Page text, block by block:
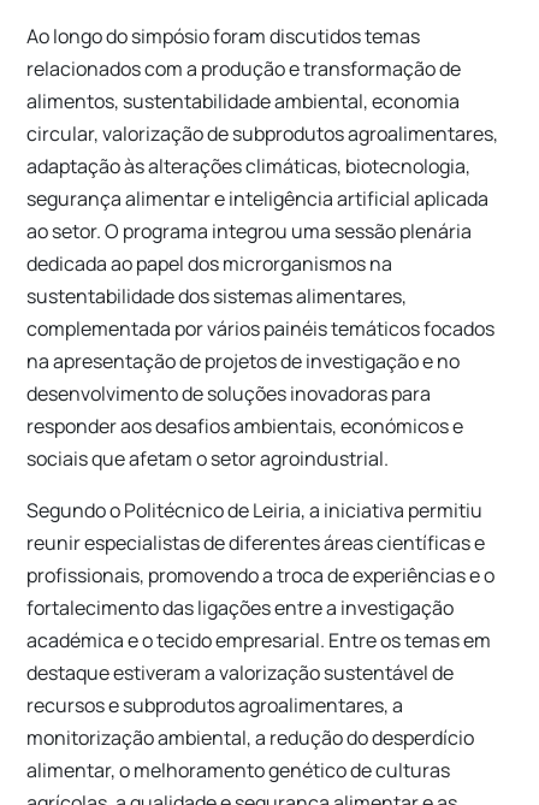
Ao longo do simpósio foram discutidos temas
relacionados com a produção e transformação de
alimentos, sustentabilidade ambiental, economia
circular, valorização de subprodutos agroalimentares,
adaptação às alterações climáticas, biotecnologia,
segurança alimentar e inteligência artificial aplicada
ao setor. O programa integrou uma sessão plenária
dedicada ao papel dos microrganismos na
sustentabilidade dos sistemas alimentares,
complementada por vários painéis temáticos focados
na apresentação de projetos de investigação e no
desenvolvimento de soluções inovadoras para
responder aos desafios ambientais, económicos e
sociais que afetam o setor agroindustrial.
Segundo o Politécnico de Leiria, a iniciativa permitiu
reunir especialistas de diferentes áreas científicas e
profissionais, promovendo a troca de experiências e o
fortalecimento das ligações entre a investigação
académica e o tecido empresarial. Entre os temas em
destaque estiveram a valorização sustentável de
recursos e subprodutos agroalimentares, a
monitorização ambiental, a redução do desperdício
alimentar, o melhoramento genético de culturas